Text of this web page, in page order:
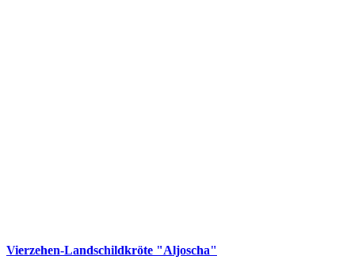
Vierzehen-Landschildkröte "Aljoscha"